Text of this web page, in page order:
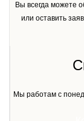
Вы всегда можете
или оставить
Мы работам с